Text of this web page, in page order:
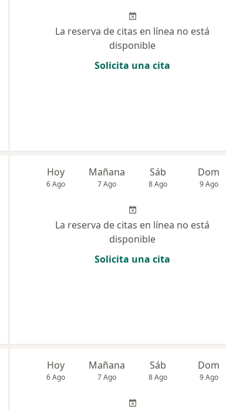
La reserva de citas en línea no está
disponible
Solicita una cita
Hoy
6 Ago
Mañana
7 Ago
Sáb
8 Ago
Dom
9 Ago
La reserva de citas en línea no está
disponible
Solicita una cita
Hoy
6 Ago
Mañana
7 Ago
Sáb
8 Ago
Dom
9 Ago